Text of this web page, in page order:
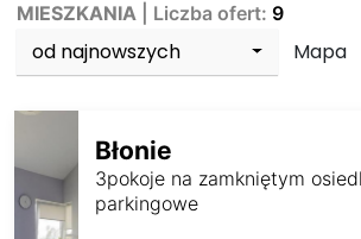
MIESZKANIA | Liczba ofert: 9
od najnowszych Mapa
Błonie
3pokoje na zamkniętym
parkingowe